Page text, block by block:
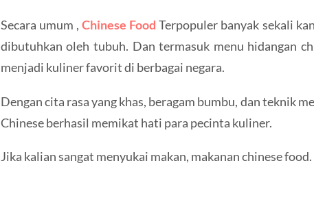
Secara umum ,Chinese Food Terpopuler banyak sekali
dibutuhkan oleh tubuh. Dan termasuk menu hidangan
menjadi kuliner favorit di berbagai negara.
Dengan cita rasa yang khas, beragam bumbu, dan teknik
Chinese berhasil memikat hati para pecinta kuliner.
Jika kalian sangat menyukai makan, makanan chinese food.